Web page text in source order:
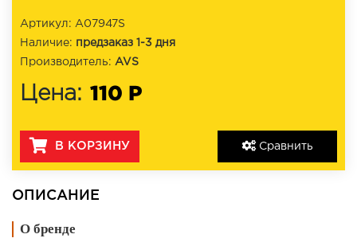
Сравнить
Артикул: A07947S
Наличие: предзаказ 1-3 дня
Производитель: AVS
Цена: 110 Р
В КОРЗИНУ
ОПИСАНИЕ
О бренде